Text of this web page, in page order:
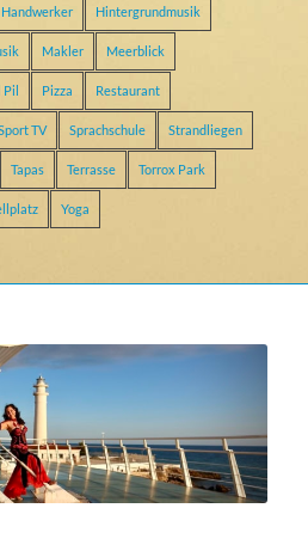
Handwerker Hintergrundmusik
Makler Meerblick
Pizza Restaurant
TV Sprachschule Strandliegen
Tapas Terrasse Torrox Park
Yoga